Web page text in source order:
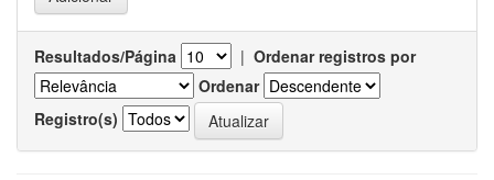
Resultados/Página | Ordenar registros por
Ordenar
Registro(s)